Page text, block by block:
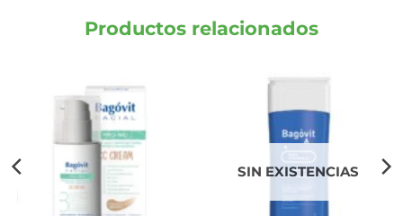
Productos relacionados
SIN EXISTENCIAS